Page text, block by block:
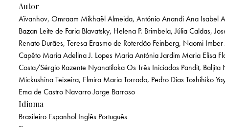
Autor
Aïvanhov, Omraam MikhaëlAlmeida, AntónioAnandi Ana Isabel
Bazan Leite de Faria Blavatsky, Helena P. Brimbela, JúliaCaldas,
Renato Durães, Teresa Erasmo de Roterdão Feinberg, Naomi Imber
Capêto Maria Adelina J. Lopes Maria Antónia Jardim Maria Elisa
Costa/Sérgio Razente NyanatilokaOs Três Iniciados Pandit, Baljita
MickushinaTeixeira, Elmira MariaTorrado, Pedro DiasToshihiko
Ema de Castro NavarroJorge Barroso
Idioma
Brasileiro Espanhol Inglês Português